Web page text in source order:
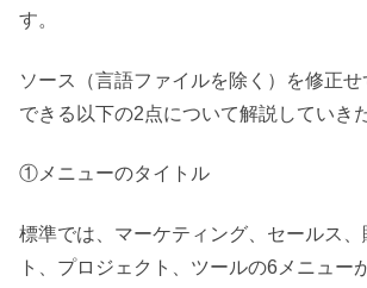
す。
ソース（言語ファイルを除く）を修正
できる以下の2点について解説していき
①メニューのタイトル
標準では、マーケティング、セールス
ト、プロジェクト、ツールの6メニュー